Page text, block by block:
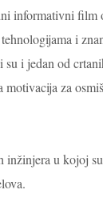
informativni film
i
su i jedan od
za
inžinjera u kojoj